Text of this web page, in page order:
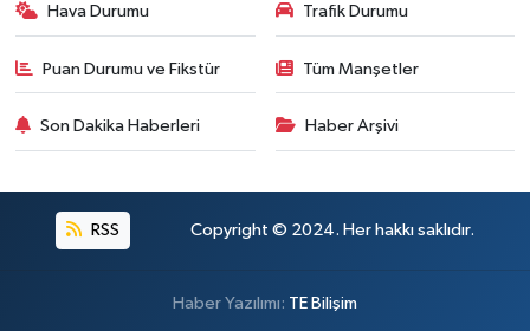
Hava Durumu Trafik Durumu
Puan Durumu ve Fikstür Tüm Manşetler
Son Dakika Haberleri Haber Arşivi
RSS Copyright © 2024. Her hakkı saklıdır.
Haber Yazılımı: TE Bilişim